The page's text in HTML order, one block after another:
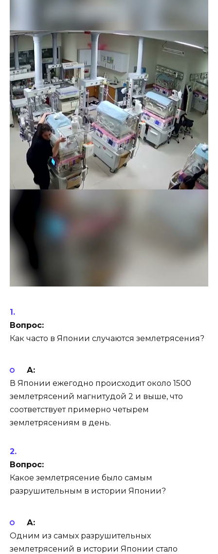
Вопрос:
Как часто в Японии случаются землетрясения?
А:
В Японии ежегодно происходит около 1500
землетрясений магнитудой 2 и выше, что
соответствует примерно четырем
землетрясениям в день.
Вопрос:
Какое землетрясение было самым
разрушительным в истории Японии?
А:
Одним из самых разрушительных
землетрясений в истории Японии стало